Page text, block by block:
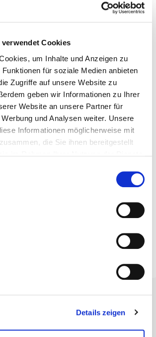
verwendet Cookies
um Inhalte und Anzeigen zu
für soziale Medien anbieten
Zugriffe auf unsere Website zu
geben wir Informationen zu Ihrer
Website an unsere Partner für
und Analysen weiter. Unsere
Informationen möglicherweise mit
die Sie ihnen bereitgestellt
Details zeigen
entscheidet das
online, welche 30 Projekte
erhalten.
vergibt eine Jury sowie
weitere Fördermittel in
150.000 Euro.
Projekt?
Euch jetzt
und macht Eure
das Wettbewerbsteam gerne
wir drücken Euch die Daumen!